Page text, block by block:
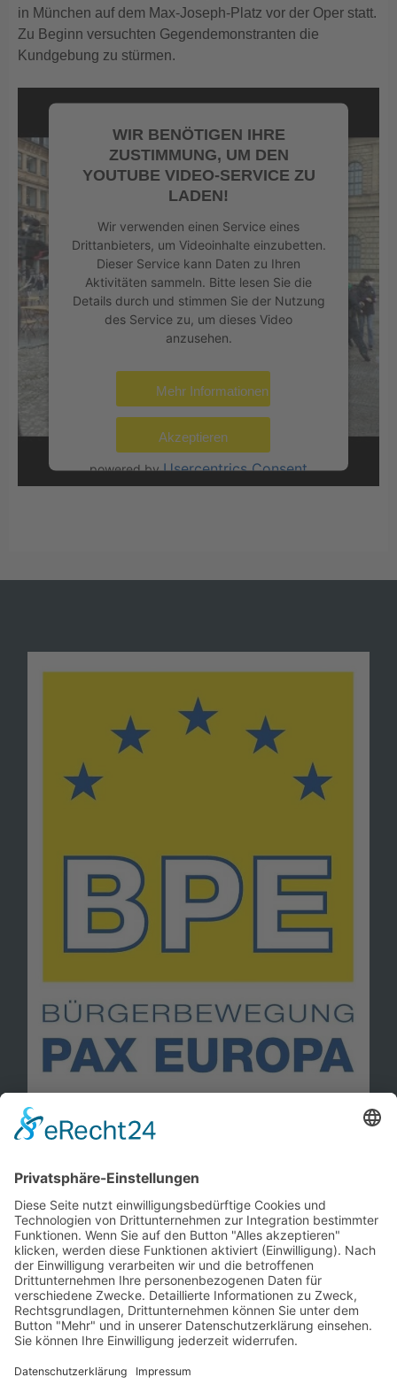
in München auf dem Max-Joseph-Platz vor der Oper statt.
Zu Beginn versuchten Gegendemonstranten die
Kundgebung zu stürmen.
WIR BENÖTIGEN IHRE
ZUSTIMMUNG, UM DEN
YOUTUBE VIDEO-SERVICE ZU
LADEN!
Wir verwenden einen Service eines
Drittanbieters, um Videoinhalte einzubetten.
Dieser Service kann Daten zu Ihren
Aktivitäten sammeln. Bitte lesen Sie die
Details durch und stimmen Sie der Nutzung
des Service zu, um dieses Video
anzusehen.
Mehr Informationen
Akzeptieren
powered byUsercentrics Consent
Management Platform&eRecht24
Kontakt
Mitglied werden!
Impressum
Datenschutz
Copyright 2023. All rights reserved.